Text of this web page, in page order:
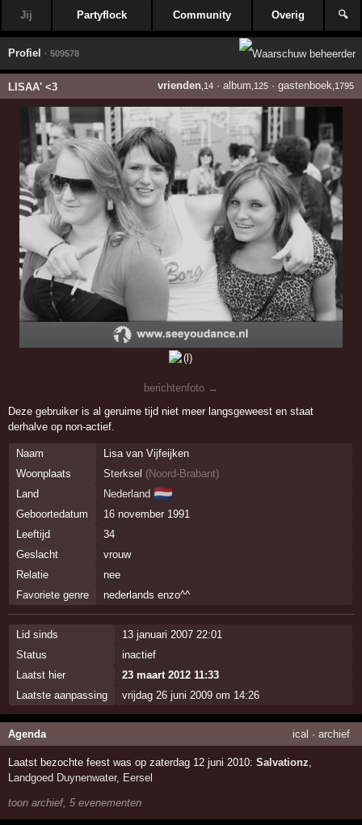
Jij Partyflock Community Overig 🔍
Profiel · 509578
LISAA' <3 vrienden ,14· album ,125· gastenboek ,1795
berichtenfoto →
Deze gebruiker is al geruime tijd niet meer langsgeweest en staat
derhalve op non-actief.
Naam
Lisa van Vijfeijken
Woonplaats
Sterksel (Noord-Brabant)
Land
Nederland 🇳🇱
Geboortedatum
16 november 1991
Leeftijd
34
Geslacht
vrouw
Relatie
nee
Favoriete genre
nederlands enzo^^
Lid sinds
13 januari 2007 22:01
Status
inactief
Laatst hier
23 maart 2012 11:33
Laatste aanpassing
vrijdag 26 juni 2009 om 14:26
Agenda ical · archief
Laatst bezochte feest was op zaterdag 12 juni 2010:Salvationz
Landgoed Duynenwater, Eersel
toon archief, 5 evenementen